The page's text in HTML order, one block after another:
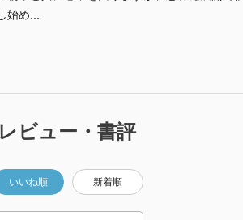
始め...
ビュー・書評
いいね順 新着順